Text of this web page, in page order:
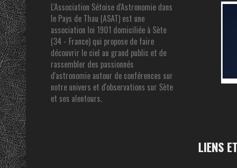
L'Association Sétoise d'Astronomie dans
le Pays de Thau (ASAT) est une
association loi 1901 domiciliée à Sète
(34 - France) qui propose de faire
découvrir le ciel au grand public et de
rassembler des passionnés
d'astronomie autour de conférences sur
notre univers et d'observations sur Sète
et ses alentours.
LIENS